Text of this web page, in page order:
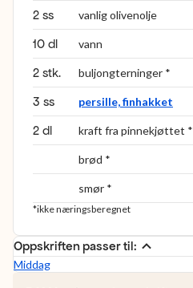
2 ss vanlig olivenolje
10 dl vann
2 stk. buljongterninger *
3 ss persille, finhakket
2 dl kraft fra pinnekjøttet *
brød *
smør *
*ikke næringsberegnet
Oppskriften passer til:
Middag